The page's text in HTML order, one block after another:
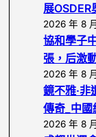
展
2026 年 8
協和學子
張，后激
2026 年 8
鏡不雅·
傳奇_中國
2026 年 8